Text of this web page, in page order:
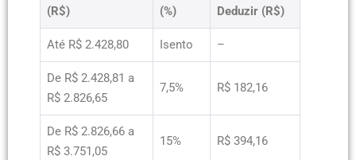
(R$)
(%)
Deduzir (R$)
Até R$ 2.428,80 Isento –
De R$ 2.428,81 a
R$ 2.826,65
7,5% R$ 182,16
De R$ 2.826,66 a
R$ 3.751,05
15% R$ 394,16